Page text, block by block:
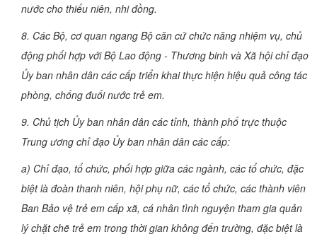
nước cho thiếu niên, nhi đồng.
8. Các Bộ, cơ quan ngang Bộ căn cứ chức năng nhiệm vụ, chủ
động phối hợp với Bộ Lao động - Thương binh và Xã hội chỉ đạo
Ủy ban nhân dân các cấp triển khai thực hiện hiệu quả công tác
phòng, chống đuối nước trẻ em.
9. Chủ tịch Ủy ban nhân dân các tỉnh, thành phố trực thuộc
Trung ương chỉ đạo Ủy ban nhân dân các cấp:
a) Chỉ đạo, tổ chức, phối hợp giữa các ngành, các tổ chức, đặc
biệt là đoàn thanh niên, hội phụ nữ, các tổ chức, các thành viên
Ban Bảo vệ trẻ em cấp xã, cá nhân tình nguyện tham gia quản
lý chặt chẽ trẻ em trong thời gian không đến trường, đặc biệt là